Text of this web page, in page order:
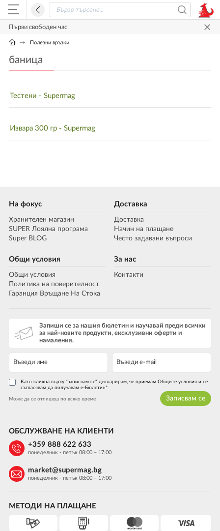
Първи свободен час
Полезни връзки
баница
Тестени - Supermag
Извара 300 гр - Supermag
На фокус
Хранителен магазин
SUPER Лоялна програма
Super BLOG
Доставка
Доставка
Начин на плащане
Често задавани въпроси
Общи условия
Общи условия
Политика на поверителност
Гаранция Връщане На Стока
За нас
Контакти
Запиши се за нашия бюлетин и научавай преди всички
за най-новите продукти, ексклузивни оферти и
намаления.
Като кликна върху "записвам се" декларирам, че приемам Общите условия и се
съгласявам да получавам е-Бюлетин*
Може да се отпишеш по всяко време Записвам се
МЕТОДИ НА ПЛАЩАНЕ
ОБСЛУЖВАНЕ НА КЛИЕНТИ
+359 888 622 633
понеделник - петък 08:00 – 17:00
market@supermag.bg
понеделник - петък 08:00 – 17:00